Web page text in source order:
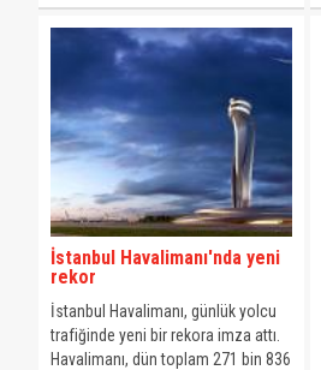
İstanbul Havalimanı'nda yeni
rekor
İstanbul Havalimanı, günlük yolcu
trafiğinde yeni bir rekora imza attı.
Havalimanı, dün toplam 271 bin 836